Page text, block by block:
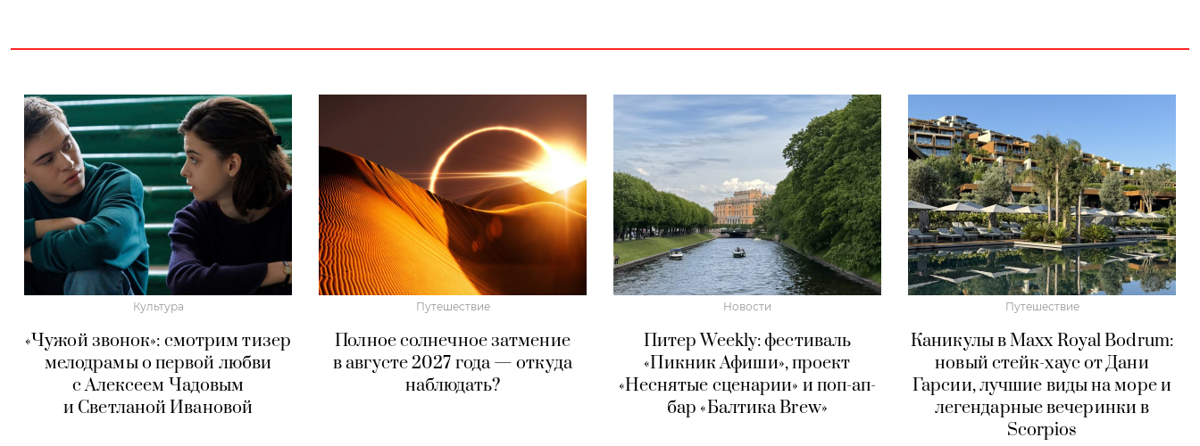
Культура
«Чужой звонок»: смотрим тизер
мелодрамы о первой любви
с Алексеем Чадовым
и Светланой Ивановой
Путешествие
Полное солнечное затмение
в августе 2027 года — откуда
наблюдать?
Новости
Питер Weekly: фестиваль
«Пикник Афиши», проект
«Неснятые сценарии» и поп-ап-
бар «Балтика Brew»
Путешествие
Каникулы в Maxx Royal Bodrum:
новый стейк-хаус от Дани
Гарсии, лучшие виды на море и
легендарные вечеринки в
Scorpios